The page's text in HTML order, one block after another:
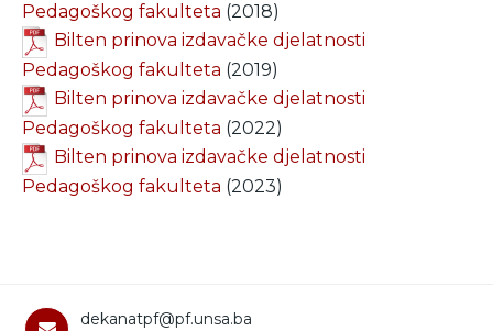
Pedagoškog fakulteta (2018)
Bilten prinova izdavačke djelatnosti
Pedagoškog fakulteta (2019)
Bilten prinova izdavačke djelatnosti
Pedagoškog fakulteta (2022)
Bilten prinova izdavačke djelatnosti
Pedagoškog fakulteta (2023)
dekanatpf@pf.unsa.ba